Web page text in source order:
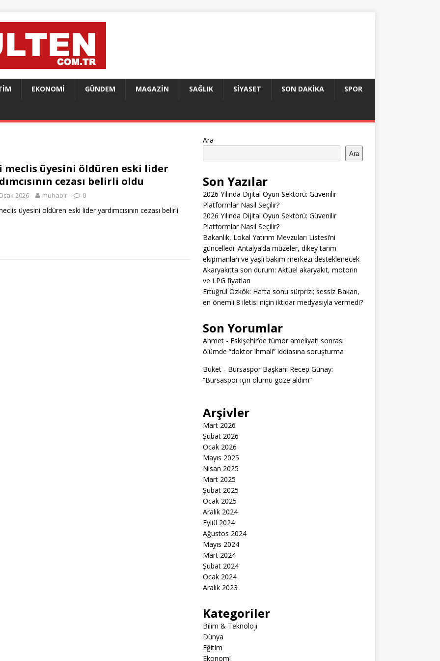
EKONOMI GÜNDEM MAGAZIN SAĞLIK SIYASET SON DAKIKA SPOR
meclis üyesini öldüren eski lider
cezası belirli oldu
2026 muhabir 0
üyesini öldüren eski lider yardımcısının cezası belirli
Ara
Ara
Son Yazılar
2026 Yılında Dijital Oyun Sektörü: Güvenilir
Platformlar Nasıl Seçilir?
2026 Yılında Dijital Oyun Sektörü: Güvenilir
Platformlar Nasıl Seçilir?
Bakanlık, Lokal Yatırım Mevzuları Listesi’ni
güncelledi: Antalya’da müzeler, dikey tarım
ekipmanları ve yaşlı bakım merkezi desteklenecek
Akaryakıtta son durum: Aktüel akaryakıt, motorin
ve LPG fiyatları
Ertuğrul Özkök: Hafta sonu sürprizi; sessiz Bakan,
en önemli 8 iletisi niçin iktidar medyasıyla vermedi?
Son Yorumlar
Ahmet- Eskişehir’de tümör ameliyatı sonrası
ölümde “doktor ihmali” iddiasına soruşturma
Buket- Bursaspor Başkanı Recep Günay:
“Bursaspor için ölümü göze aldım”
Arşivler
Mart 2026
Şubat 2026
Ocak 2026
Mayıs 2025
Nisan 2025
Mart 2025
Şubat 2025
Ocak 2025
Aralık 2024
Eylül 2024
Ağustos 2024
Mayıs 2024
Mart 2024
Şubat 2024
Ocak 2024
Aralık 2023
Kategoriler
Bilim & Teknoloji
Dünya
Eğitim
Ekonomi